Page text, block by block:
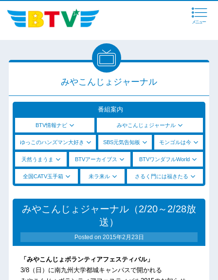
メニュー
みやこんじょジャーナル
番組案内
BTV情報ナビ みやこんじょジャーナル
ゆっこのハンズマン大好き SBS元気告知板 モンゴルは今
天然うまうま BTVアーカイブス BTVワンダフルWorld
全国CATV玉手箱 未ラ来ル さるく門には福きたる
みやこんじょジャーナル（2/20～2/28放
送）
Posted on 2015年2月23日
「みやこんじょボランティアフェスティバル」
3/8（日）に南九州大学都城キャンパスで開かれる